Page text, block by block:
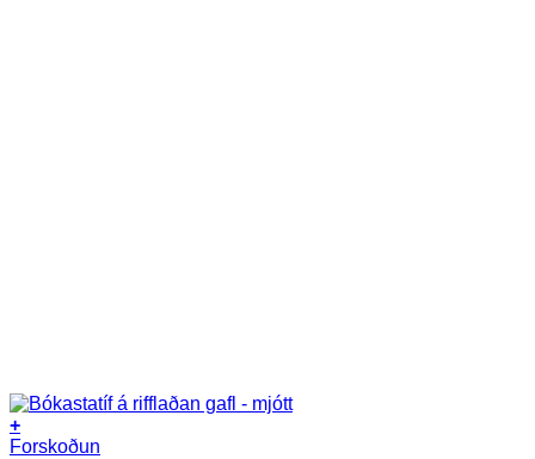
+
Forskoðun